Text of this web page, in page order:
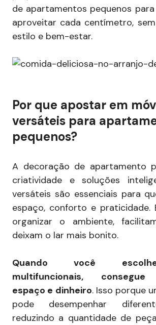
de apartamentos pequenos
aproveitar cada centímetro,
estilo e bem-estar.
Por que apostar em
versáteis para
pequenos?
A decoração de apartamento
criatividade e soluções
versáteis são essenciais para
espaço, conforto e praticidade.
organizar o ambiente,
deixam o lar mais bonito.
Quando você
multifuncionais, consegue
espaço e dinheiro. Isso porque
pode desempenhar
reduzindo a quantidade de